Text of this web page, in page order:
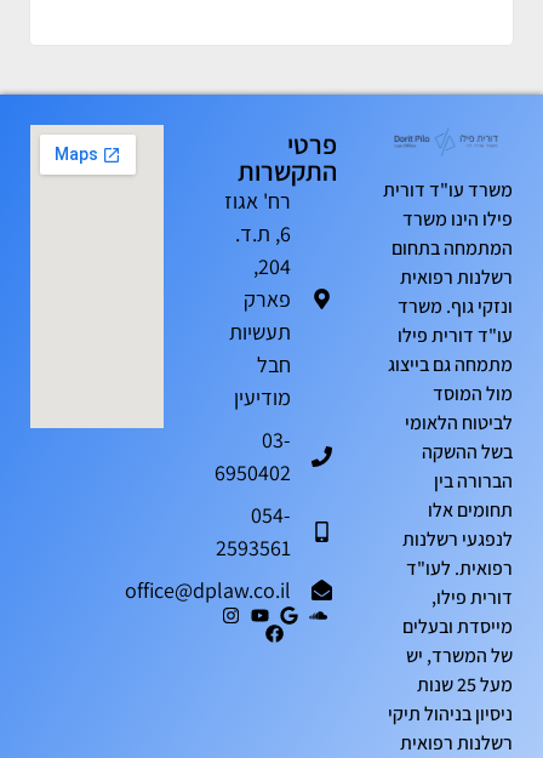
משרד עו"ד דורית
פילו הינו משרד
המתמחה בתחום
רשלנות רפואית
ונזקי גוף. משרד
עו"ד דורית פילו
מתמחה גם בייצוג
מול המוסד
לביטוח הלאומי
בשל ההשקה
הברורה בין
תחומים אלו
לנפגעי רשלנות
רפואית. לעו"ד
דורית פילו,
מייסדת ובעלים
של המשרד, יש
מעל 25 שנות
ניסיון בניהול תיקי
רשלנות רפואית
פרטי
התקשרות
רח' אגוז
6, ת.ד.
204,
פארק
תעשיות
חבל
מודיעין
03-
6950402
054-
2593561
office@dplaw.co.il